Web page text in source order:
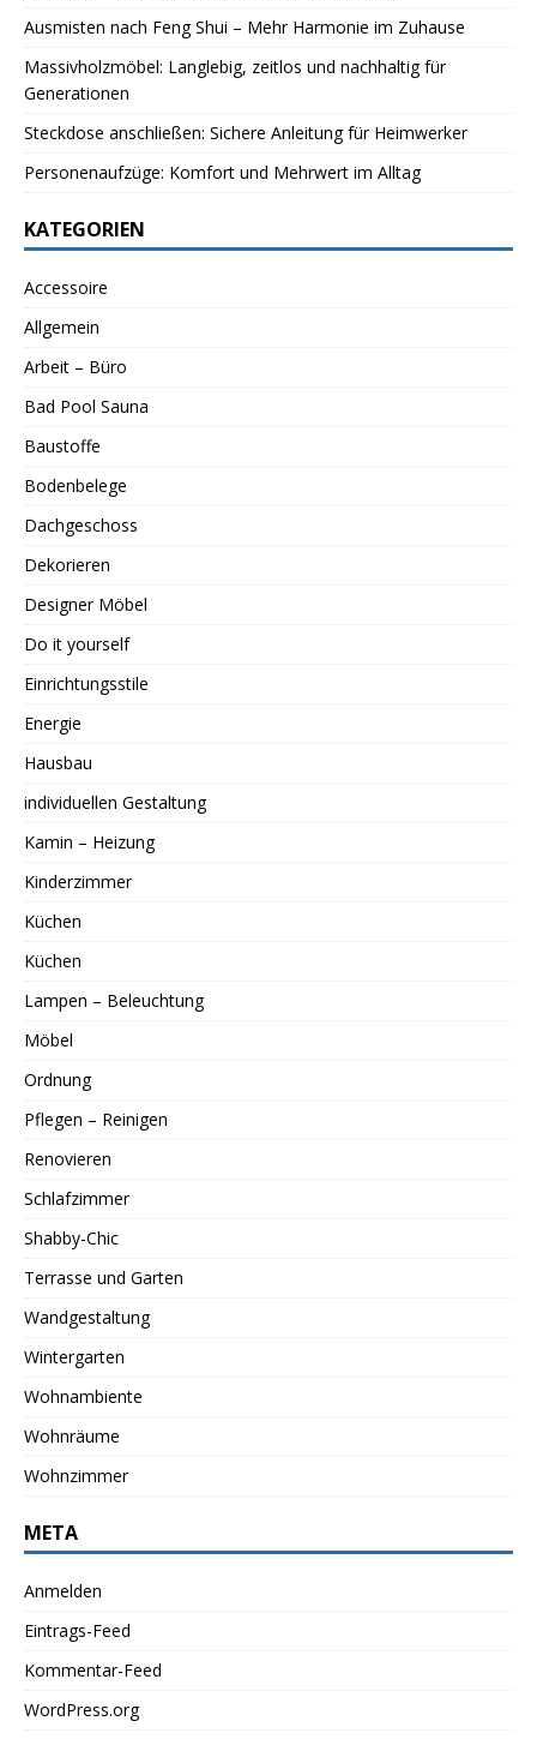
Ausmisten nach Feng Shui – Mehr Harmonie im Zuhause
Massivholzmöbel: Langlebig, zeitlos und nachhaltig für
Generationen
Steckdose anschließen: Sichere Anleitung für Heimwerker
Personenaufzüge: Komfort und Mehrwert im Alltag
KATEGORIEN
Accessoire
Allgemein
Arbeit – Büro
Bad Pool Sauna
Baustoffe
Bodenbelege
Dachgeschoss
Dekorieren
Designer Möbel
Do it yourself
Einrichtungsstile
Energie
Hausbau
individuellen Gestaltung
Kamin – Heizung
Kinderzimmer
Küchen
Küchen
Lampen – Beleuchtung
Möbel
Ordnung
Pflegen – Reinigen
Renovieren
Schlafzimmer
Shabby-Chic
Terrasse und Garten
Wandgestaltung
Wintergarten
Wohnambiente
Wohnräume
Wohnzimmer
META
Anmelden
Eintrags-Feed
Kommentar-Feed
WordPress.org